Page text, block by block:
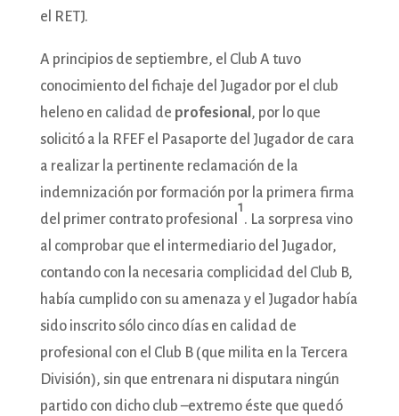
el RETJ.
A principios de septiembre, el Club A tuvo
conocimiento del fichaje del Jugador por el club
heleno en calidad de profesional , por lo que
solicitó a la RFEF el Pasaporte del Jugador de cara
a realizar la pertinente reclamación de la
indemnización por formación por la primera firma
del primer contrato profesional
1
. La sorpresa vino
al comprobar que el intermediario del Jugador,
contando con la necesaria complicidad del Club B,
había cumplido con su amenaza y el Jugador había
sido inscrito sólo cinco días en calidad de
profesional con el Club B (que milita en la Tercera
División), sin que entrenara ni disputara ningún
partido con dicho club –extremo éste que quedó